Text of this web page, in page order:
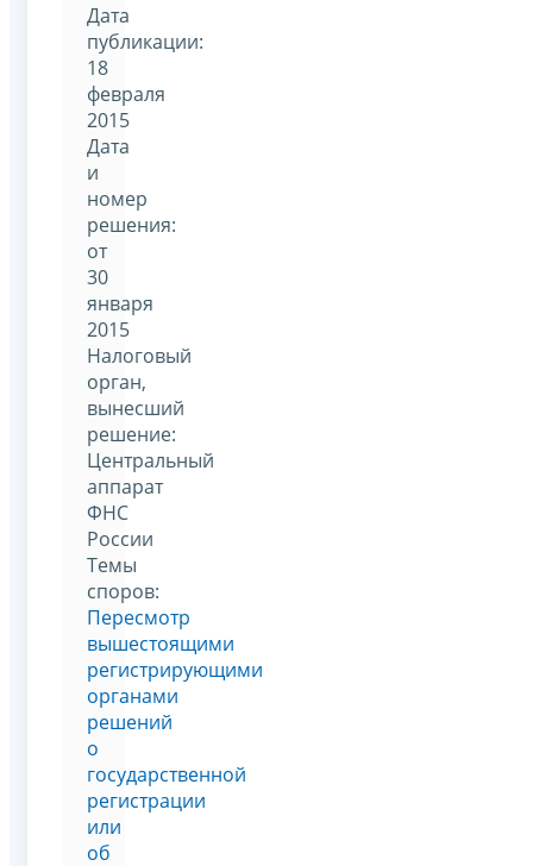
Дата
публикации:
18
февраля
2015
Дата
и
номер
решения:
от
30
января
2015
Налоговый
орган,
вынесший
решение:
Центральный
аппарат
ФНС
России
Темы
споров:
Пересмотр
вышестоящими
регистрирующими
органами
решений
о
государственной
регистрации
или
об